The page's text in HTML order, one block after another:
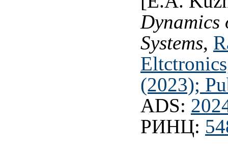
Dynamics
Systems,
(2023);
ADS:
РИНЦ: